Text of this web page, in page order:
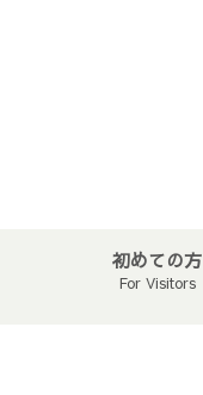
初めての方
For Visitors